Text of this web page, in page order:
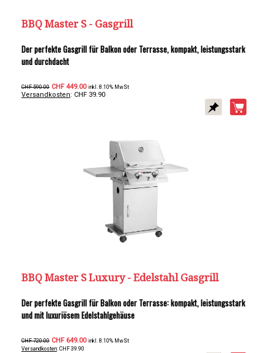
BBQ Master S - Gasgrill
Der perfekte Gasgrill für Balkon oder Terrasse, kompakt, leistungsstark
und durchdacht
CHF 590.00 CHF 449.00 inkl. 8.10% MwSt
Versandkosten: CHF 39.90
BBQ Master S Luxury - Edelstahl Gasgrill
Der perfekte Gasgrill für Balkon oder Terrasse: kompakt, leistungsstark
und mit luxuriösem Edelstahlgehäuse
CHF 720.00 CHF 649.00 inkl. 8.10% MwSt
Versandkosten: CHF 39.90